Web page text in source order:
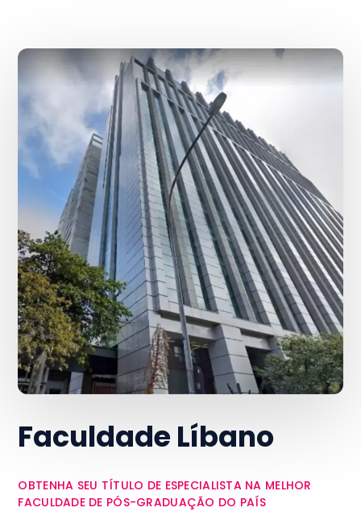
Faculdade Líbano
OBTENHA SEU TÍTULO DE ESPECIALISTA NA MELHOR
FACULDADE DE PÓS-GRADUAÇÃO DO PAÍS